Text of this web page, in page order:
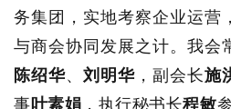
务集团 ， 实地考察企业运营
与商会协同发展之计。我会
陈绍华、刘明华 ，副会长施
事叶素娟 ，执行秘书长程敏